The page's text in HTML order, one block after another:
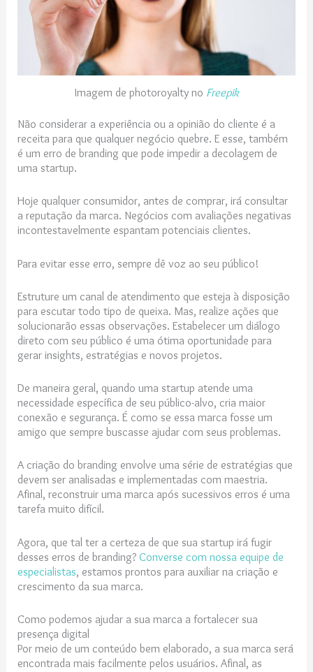
Imagem de photoroyalty no Freepik
Não considerar a experiência ou a opinião do cliente é a
receita para que qualquer negócio quebre. E esse, também
é um erro de branding que pode impedir a decolagem de
uma startup.
Hoje qualquer consumidor, antes de comprar, irá consultar
a reputação da marca. Negócios com avaliações negativas
incontestavelmente espantam potenciais clientes.
Para evitar esse erro, sempre dê voz ao seu público!
Estruture um canal de atendimento que esteja à disposição
para escutar todo tipo de queixa. Mas, realize ações que
solucionarão essas observações. Estabelecer um diálogo
direto com seu público é uma ótima oportunidade para
gerar insights, estratégias e novos projetos.
De maneira geral, quando uma startup atende uma
necessidade específica de seu público-alvo, cria maior
conexão e segurança. É como se essa marca fosse um
amigo que sempre buscasse ajudar com seus problemas.
A criação do branding envolve uma série de estratégias que
devem ser analisadas e implementadas com maestria.
Afinal, reconstruir uma marca após sucessivos erros é uma
tarefa muito difícil.
Agora, que tal ter a certeza de que sua startup irá fugir
desses erros de branding?Converse com nossa equipe de
especialistas, estamos prontos para auxiliar na criação e
crescimento da sua marca.
Como podemos ajudar a sua marca a fortalecer sua
presença digital
Por meio de um conteúdo bem elaborado, a sua marca será
encontrada mais facilmente pelos usuários. Afinal, as